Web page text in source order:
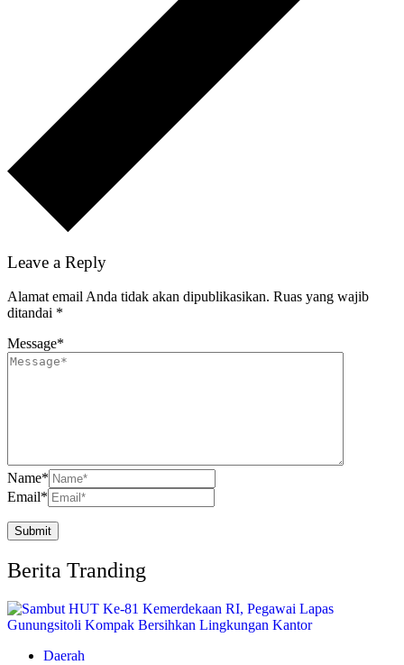
Leave a Reply
Alamat email Anda tidak akan dipublikasikan. Ruas yang wajib
ditandai *
Message*
Name*
Email*
Berita Tranding
Daerah